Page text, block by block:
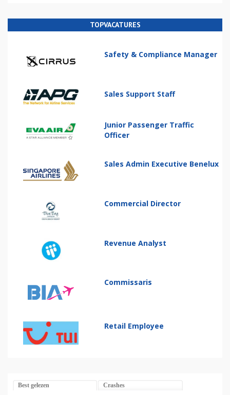
TOPVACATURES
Safety & Compliance Manager
Sales Support Staff
Junior Passenger Traffic
Officer
Sales Admin Executive Benelux
Commercial Director
Revenue Analyst
Commissaris
Retail Employee
Best gelezen Crashes